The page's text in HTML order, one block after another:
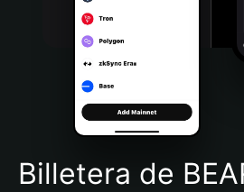
Português (Brasil)
Español (Argentina)
Billetera de